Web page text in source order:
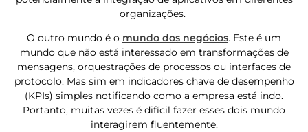
organizações.
O outro mundo é o mundo dos negócios. Este é um
mundo que não está interessado em transformações de
mensagens, orquestrações de processos ou interfaces de
protocolo. Mas sim em indicadores chave de desempenho
(KPIs) simples notificando como a empresa está indo.
Portanto, muitas vezes é difícil fazer esses dois mundo
interagirem fluentemente.